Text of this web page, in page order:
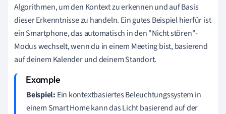
Algorithmen, um den Kontext zu erkennen und auf Basis
dieser Erkenntnisse zu handeln. Ein gutes Beispiel hierfür ist
ein Smartphone, das automatisch in den "Nicht stören"-
Modus wechselt, wenn du in einem Meeting bist, basierend
auf deinem Kalender und deinem Standort.
Beispiel: Ein kontextbasiertes Beleuchtungssystem in
einem Smart Home kann das Licht basierend auf der